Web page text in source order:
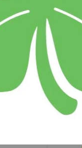
willen